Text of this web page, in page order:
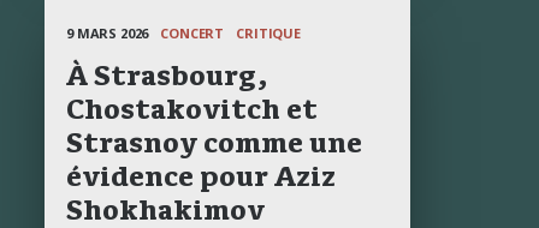
9 MARS 2026 CONCERT CRITIQUE
À Strasbourg,
Chostakovitch et
Strasnoy comme une
évidence pour Aziz
Shokhakimov